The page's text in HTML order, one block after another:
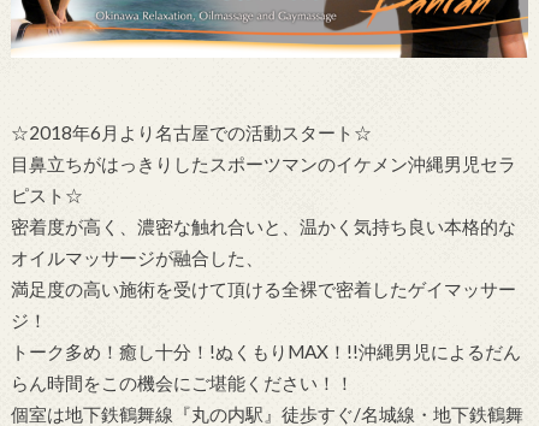
☆2018年6月より名古屋での活動スタート☆
目鼻立ちがはっきりしたスポーツマンのイケメン沖縄男児セラ
ピスト☆
密着度が高く、濃密な触れ合いと、温かく気持ち良い本格的な
オイルマッサージが融合した、
満足度の高い施術を受けて頂ける全裸で密着したゲイマッサー
ジ！
トーク多め！癒し十分！!ぬくもりMAX！!!沖縄男児によるだん
らん時間をこの機会にご堪能ください！！
個室は地下鉄鶴舞線『丸の内駅』徒歩すぐ/名城線・地下鉄鶴舞